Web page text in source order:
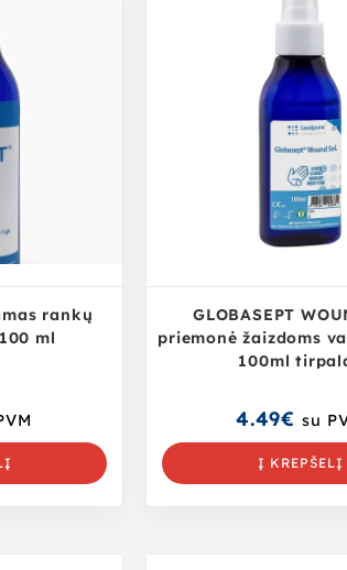
rankų
ml
GLOBASEPT
priemonė žaizdoms
100ml
4.49€ su
Į KREPŠELĮ